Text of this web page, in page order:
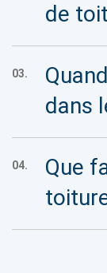
de
03.
dans
04.
Que